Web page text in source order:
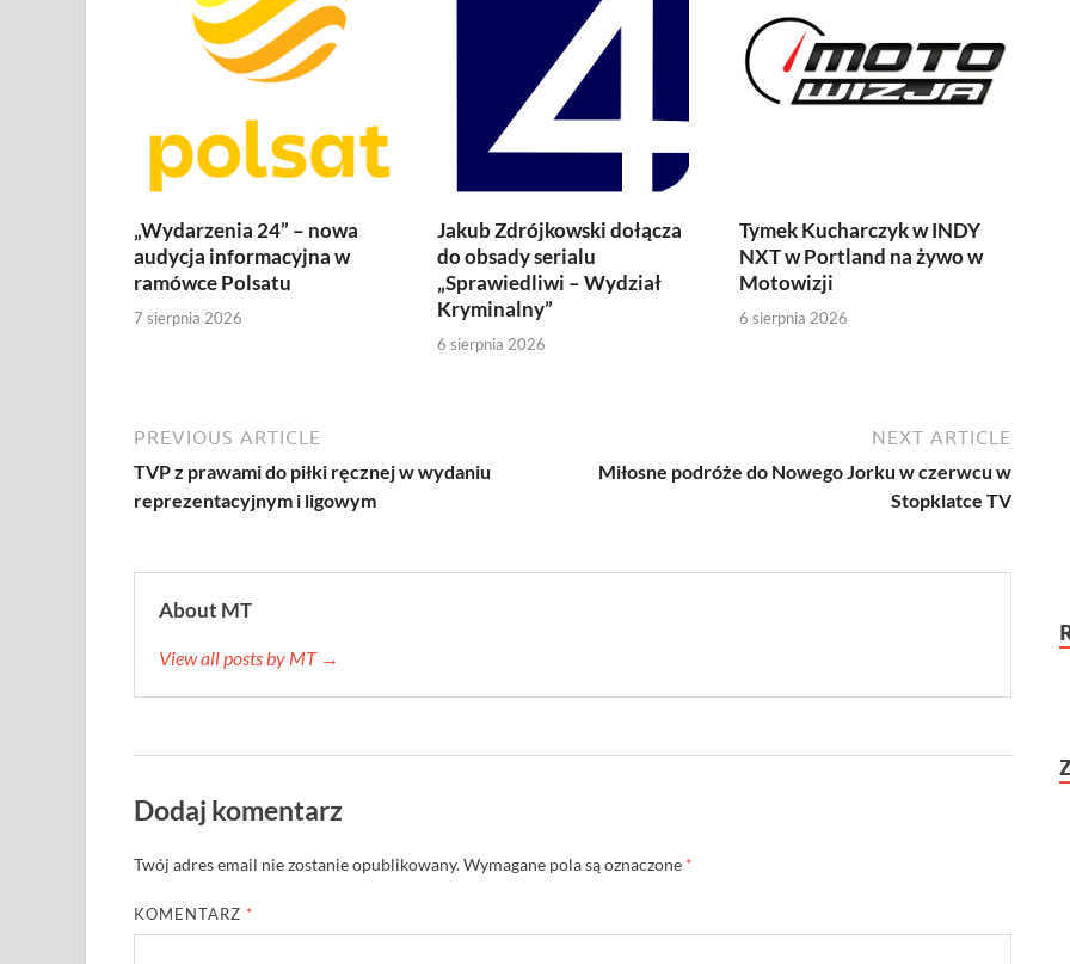
„Wydarzenia 24” – nowa
audycja informacyjna w
ramówce Polsatu
7 sierpnia 2026
Jakub Zdrójkowski dołącza
do obsady serialu
„Sprawiedliwi – Wydział
Kryminalny”
6 sierpnia 2026
Tymek Kucharczyk w INDY
NXT w Portland na żywo w
Motowizji
6 sierpnia 2026
PREVIOUS ARTICLE
TVP z prawami do piłki ręcznej w wydaniu
reprezentacyjnym i ligowym
NEXT ARTICLE
Miłosne podróże do Nowego Jorku w czerwcu w
Stopklatce TV
About MT
View all posts by MT →
Dodaj komentarz
Twój adres email nie zostanie opublikowany.Wymagane pola są oznaczone *
KOMENTARZ *